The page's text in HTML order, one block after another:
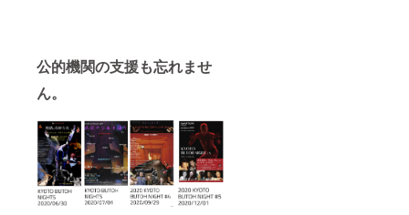
公的機関の支援も忘れませ
ん。